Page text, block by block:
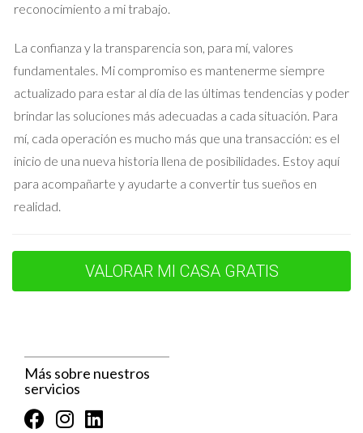
"Lo que parecía ser una tarea sencilla se
convirtió en una pesadilla hasta que decidí
trabajar con un agente." - Juan
Caso de Estudio 3: Marta y la Venta
Rápida
Marta necesitaba vender su apartamento rápidamente
debido a un traslado laboral inesperado. Al principio, intentó
hacerlo sola, pero pronto se dio cuenta del desafío que
contratar a un agente local que le ayudó a preparar toda la
documentación necesaria y a establecer un precio
competitivo basado en análisis del mercado actual. Gracias a
"Sin mi agente inmobiliario, no sé cómo habría
manejado todo el proceso tan rápido." - Marta
reconocimiento a mi trabajo.
La confianza y la transparencia son, para mí, valores
fundamentales. Mi compromiso es mantenerme siempre
actualizado para estar al día de las últimas tendencias y poder
brindar las soluciones más adecuadas a cada situación. Para
mí, cada operación es mucho más que una transacción: es el
inicio de una nueva historia llena de posibilidades. Estoy aquí
para acompañarte y ayudarte a convertir tus sueños en
realidad.
VALORAR MI CASA GRATIS
Más sobre nuestros
servicios